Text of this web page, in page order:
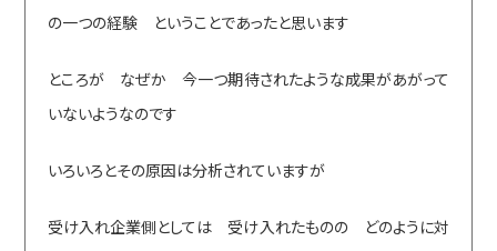
の一つの経験 ということであったと思います
ところが なぜか 今一つ期待されたような成果があがって
いないようなのです
いろいろとその原因は分析されていますが
受け入れ企業側としては 受け入れたものの どのように対